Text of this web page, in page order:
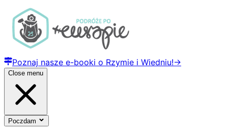
Poznaj nasze e-booki o Rzymie i Wiedniu!→
Close menu
Poczdam